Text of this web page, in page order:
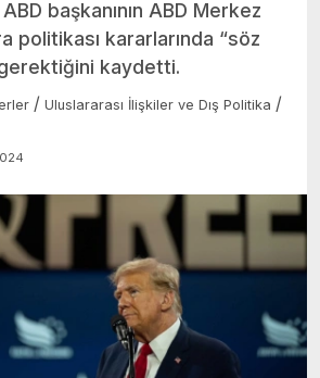
başkanının ABD Merkez
politikası kararlarında “söz
kaydetti.
/ Uluslararası İlişkiler ve Dış Politika /